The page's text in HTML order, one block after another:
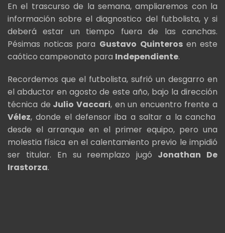
En el trascurso de la semana, ampliaremos con la
información sobre el diagnostico del futbolista, y si
deberá estar un tiempo fuera de las canchas.
Pésimas noticas para Gustavo Quinterosen este
caótico campeonato para Independiente.
Recordemos que el futbolista, sufrió un desgarro en
el abductor en agosto de este año, bajo la dirección
técnica de Julio Vaccari, en un encuentro frente a
Vélez, donde el defensor iba a saltar a la cancha
desde el arranque en el primer equipo, pero una
molestia física en el calentamiento previo le impidió
ser titular. En su reemplazo jugó Jonathan De
Irastorza.